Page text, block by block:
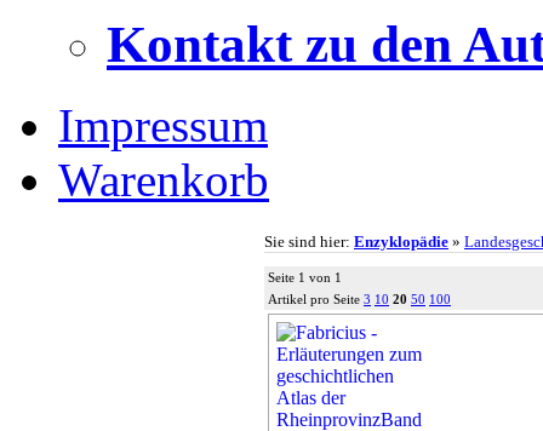
Kontakt zu den
Impressum
Warenkorb
Sie sind hier: Enzyklopädie »
Seite 1 von 1
Artikel pro Seite 3 10 20 50 100